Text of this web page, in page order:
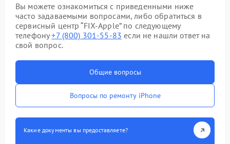
Вы можете ознакомиться с приведенными ниже
часто задаваемыми вопросами, либо обратиться в
сервисный центр “FIX-Apple” по следующему
телефону+7 (800) 301-55-83 если не нашли ответ на
свой вопрос.
Общие вопросы
Вопросы по ремонту iPhone
Какие документы вы предоставляете?